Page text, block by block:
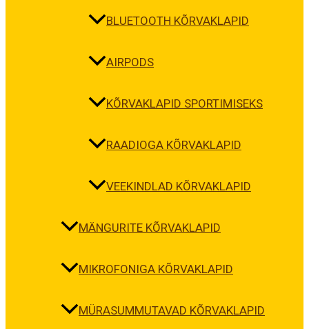
BLUETOOTH KÕRVAKLAPID
AIRPODS
KÕRVAKLAPID SPORTIMISEKS
RAADIOGA KÕRVAKLAPID
VEEKINDLAD KÕRVAKLAPID
MÄNGURITE KÕRVAKLAPID
MIKROFONIGA KÕRVAKLAPID
MÜRASUMMUTAVAD KÕRVAKLAPID